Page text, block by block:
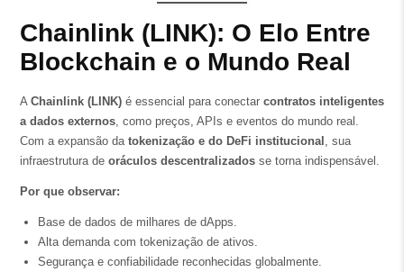
Chainlink (LINK): O Elo Entre
Blockchain e o Mundo Real
A Chainlink (LINK)é essencial para conectar contratos inteligentes
a dados externos, como preços, APIs e eventos do mundo real.
Com a expansão da tokenização e do DeFi institucional , sua
infraestrutura de oráculos descentralizadosse torna indispensável.
Por que observar:
Base de dados de milhares de dApps.
Alta demanda com tokenização de ativos.
Segurança e confiabilidade reconhecidas globalmente.